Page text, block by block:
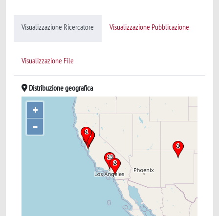
Visualizzazione Ricercatore Visualizzazione Pubblicazione
Visualizzazione File
Distribuzione geografica
+
–